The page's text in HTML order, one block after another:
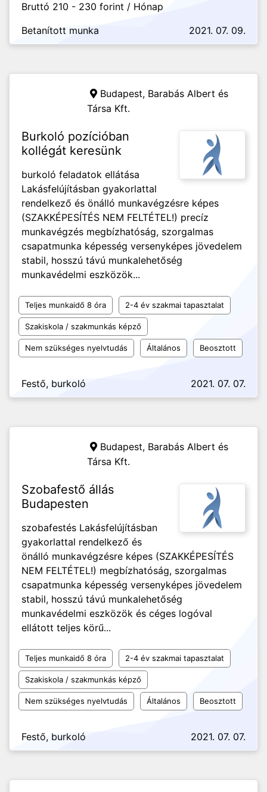
Bruttó 210 - 230 forint / Hónap
Betanított munka
2021. 07. 09.
Budapest, Barabás Albert és
Társa Kft.
Burkoló pozícióban
kollégát keresünk
burkoló feladatok ellátása
Lakásfelújításban gyakorlattal
rendelkező és önálló munkavégzésre képes
(SZAKKÉPESÍTÉS NEM FELTÉTEL!) precíz
munkavégzés megbízhatóság, szorgalmas
csapatmunka képesség versenyképes jövedelem
stabil, hosszú távú munkalehetőség
munkavédelmi eszközök...
Teljes munkaidő 8 óra 2-4 év szakmai tapasztalat
Szakiskola / szakmunkás képző
Nem szükséges nyelvtudás Általános Beosztott
Festő, burkoló 2021. 07. 07.
Budapest, Barabás Albert és
Társa Kft.
Szobafestő állás
Budapesten
szobafestés Lakásfelújításban
gyakorlattal rendelkező és
önálló munkavégzésre képes (SZAKKÉPESÍTÉS
NEM FELTÉTEL!) megbízhatóság, szorgalmas
csapatmunka képesség versenyképes jövedelem
stabil, hosszú távú munkalehetőség
munkavédelmi eszközök és céges logóval
ellátott teljes körű...
Teljes munkaidő 8 óra 2-4 év szakmai tapasztalat
Szakiskola / szakmunkás képző
Nem szükséges nyelvtudás Általános Beosztott
Festő, burkoló 2021. 07. 07.